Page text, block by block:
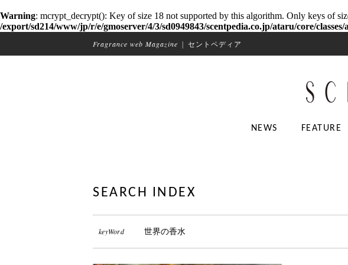
Warning: mcrypt_decrypt(): Key of size 18 not supported by this algorithm. Only keys of
/export/sd214/www/jp/r/e/gmoserver/4/3/sd0949843/scentpedia.co.jp/ataru/core/
Fragrance web Magazine セントペディア
NEWS FEATURE
SEARCH INDEX
keyWord 世界の香水